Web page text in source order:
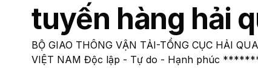
tuyến hàng hải
BỘ GIAO THÔNG VẬN TẢI-TỔNG CỤC HẢI
VIỆT NAM Độc lập - Tự do - Hạnh phúc